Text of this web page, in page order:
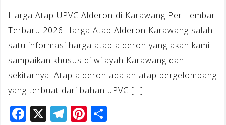
Harga Atap UPVC Alderon di Karawang Per Lembar
Terbaru 2026 Harga Atap Alderon Karawang salah
satu informasi harga atap alderon yang akan kami
sampaikan khusus di wilayah Karawang dan
sekitarnya. Atap alderon adalah atap bergelombang
yang terbuat dari bahan uPVC […]
F X T Pi